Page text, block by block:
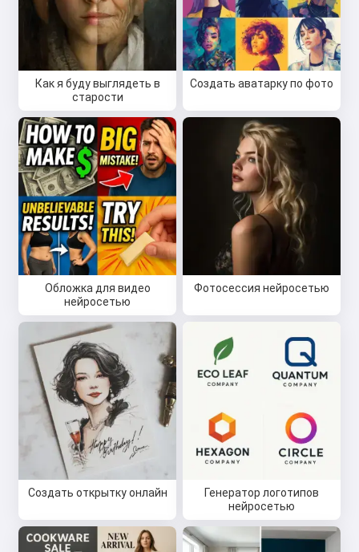
Как я буду выглядеть в
старости
Создать аватарку по фото
Обложка для видео
нейросетью
Фотосессия нейросетью
Создать открытку онлайн
Генератор логотипов
нейросетью